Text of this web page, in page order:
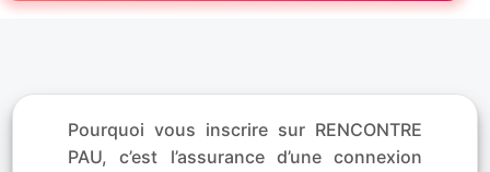
Pourquoi vous inscrire sur RENCONTRE
PAU, c’est l’assurance d’une connexion